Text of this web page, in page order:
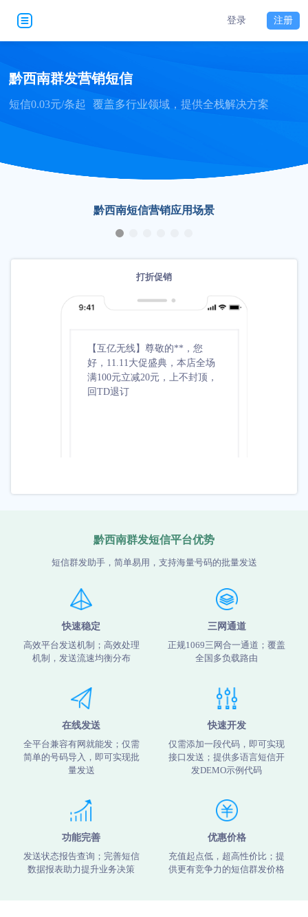
登录 注册
黔西南群发营销短信
短信0.03元/条起 覆盖多行业领域，提供全栈解决方案
黔西南短信营销应用场景
打折促销
【互亿无线】尊敬的**，您
好，11.11大促盛典，本店全场
满100元立减20元，上不封顶，
回TD退订
黔西南群发短信平台优势
短信群发助手，简单易用，支持海量号码的批量发送
快速稳定
高效平台发送机制；高效处理
机制，发送流速均衡分布
三网通道
正规1069三网合一通道；覆盖
全国多负载路由
在线发送
全平台兼容有网就能发；仅需
简单的号码导入，即可实现批
量发送
快速开发
仅需添加一段代码，即可实现
接口发送；提供多语言短信开
发DEMO示例代码
功能完善
发送状态报告查询；完善短信
数据报表助力提升业务决策
优惠价格
充值起点低，超高性价比；提
供更有竞争力的短信群发价格